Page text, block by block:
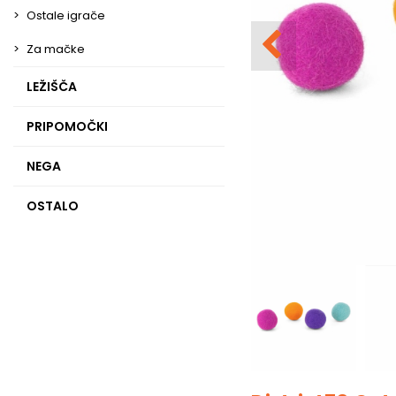
Ostale igrače
Za mačke
LEŽIŠČA
PRIPOMOČKI
NEGA
OSTALO